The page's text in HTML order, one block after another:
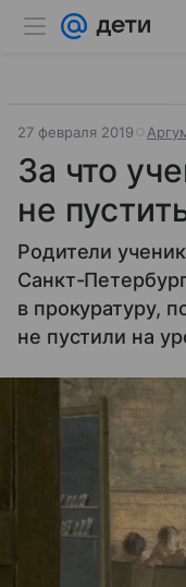
27 февраля 2019
За что
не
Родители
Санкт-
в прокуратуру,
не пустили на